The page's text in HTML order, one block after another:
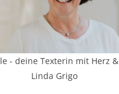
- deine Texterin mit Herz
Linda Grigo